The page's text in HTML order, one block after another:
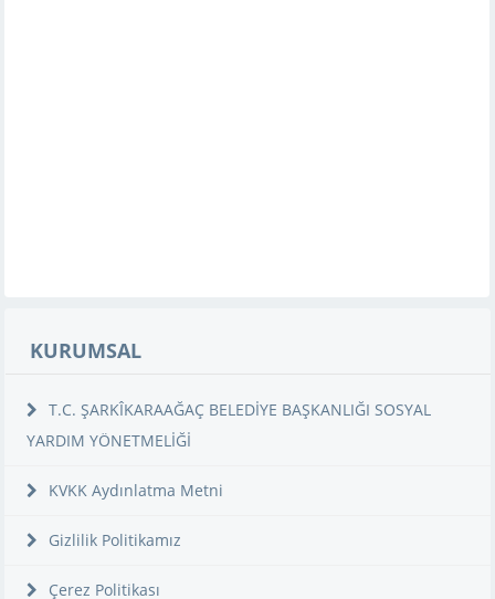
KURUMSAL
T.C. ŞARKÎKARAAĞAÇ BELEDİYE BAŞKANLIĞI SOSYAL
YARDIM YÖNETMELİĞİ
KVKK Aydınlatma Metni
Gizlilik Politikamız
Çerez Politikası